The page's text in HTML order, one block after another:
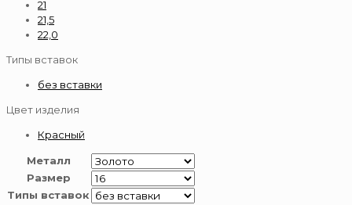
21
21,5
22,0
Типы вставок
без вставки
Цвет изделия
Красный
Металл
Размер
Типы вставок